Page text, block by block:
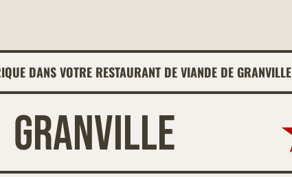
DANS VOTRE RESTAURANT DE VIANDE DE GRANVILLE
Granville